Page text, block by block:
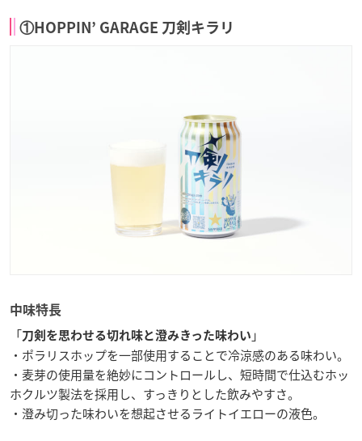
①HOPPIN’ GARAGE 刀剣キラリ
中味特長
「刀剣を思わせる切れ味と澄みきった味わい 」
・ポラリスホップを一部使用することで冷涼感のある味わい。
・麦芽の使用量を絶妙にコントロールし、短時間で仕込むホッ
ホクルツ製法を採用し、すっきりとした飲みやすさ。
・澄み切った味わいを想起させるライトイエローの液色。